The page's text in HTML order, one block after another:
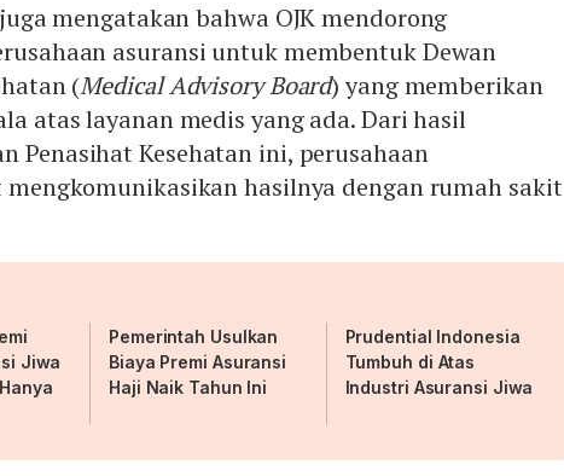
mengatakan bahwa OJK mendorong
asuransi untuk membentuk Dewan
(Medical Advisory Board) yang memberikan
atas layanan medis yang ada. Dari hasil
Penasihat Kesehatan ini, perusahaan
mengkomunikasikan hasilnya dengan rumah sakit
Jiwa
Pemerintah Usulkan
Biaya Premi Asuransi
Haji Naik Tahun Ini
Prudential Indonesia
Tumbuh di Atas
Industri Asuransi Jiwa